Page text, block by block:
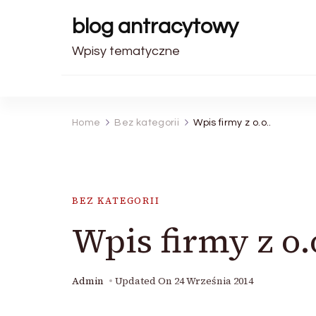
blog antracytowy
Wpisy tematyczne
Home Bez kategorii Wpis firmy z o.o..
BEZ KATEGORII
Wpis firmy z
Admin Updated On 24 Września 2014